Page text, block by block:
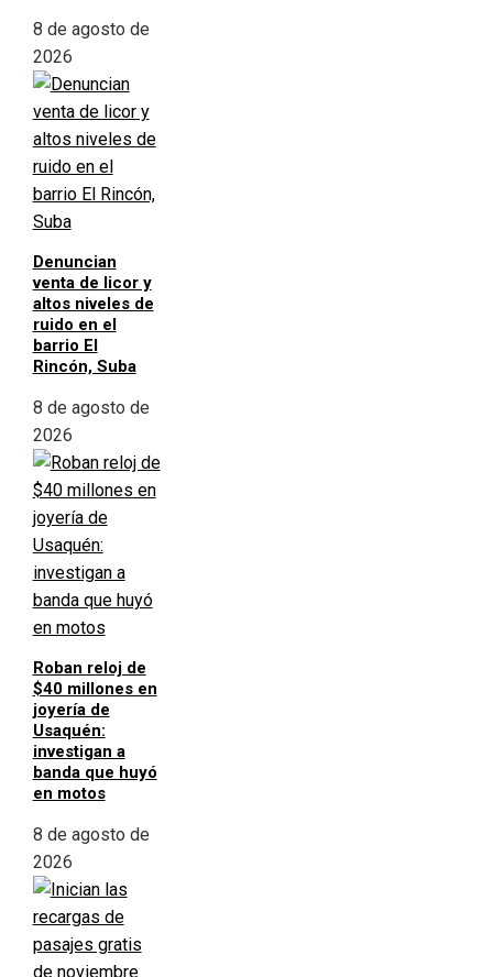
8 de agosto de
2026
Denuncian
venta de licor y
altos niveles de
ruido en el
barrio El
Rincón, Suba
8 de agosto de
2026
Roban reloj de
$40 millones en
joyería de
Usaquén:
investigan a
banda que huyó
en motos
8 de agosto de
2026